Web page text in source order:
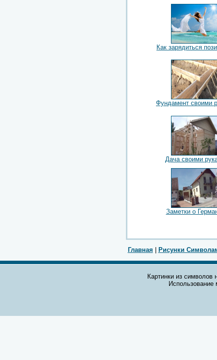
Как зарядиться
Фундамент своими
Дача своими
Заметки о
Главная Рисунки
Картинки из символов
Использование